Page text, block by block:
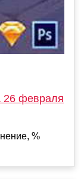
26 февраля
%